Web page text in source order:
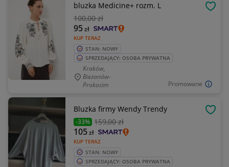
Promowane
bluzka Medicine+ rozm. L
100,00 zł
KUP TERAZ
95zł
STAN: NOWY
SPRZEDAJĄCY: OSOBA PRYWATNA
Kraków,
Bieżanów-
Prokocim
Bluzka firmy Wendy Trendy
-33% 159,00 zł
KUP TERAZ
105zł
STAN: NOWY
SPRZEDAJĄCY: OSOBA PRYWATNA